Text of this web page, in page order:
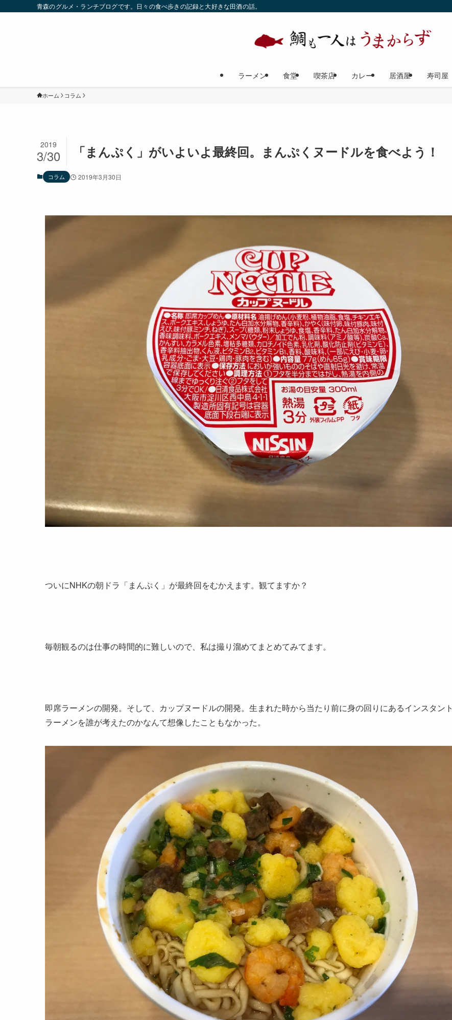
青森のグルメ・ランチブログです。日々の食べ歩きの記録と大好きな田酒の話。
ラーメン 食堂 喫茶店 カレー 居酒屋 寿司屋
ホーム コラム
「まんぷく」がいよいよ最終回。まんぷくヌードルを食べよう！
2019
3/30
コラム 2019年3月30日
ついにNHKの朝ドラ「まんぷく」が最終回をむかえます。観てますか？
毎朝観るのは仕事の時間的に難しいので、私は撮り溜めてまとめてみてます。
即席ラーメンの開発。そして、カップヌードルの開発。生まれた時から当たり前に身の回りにあるインスタント
ラーメンを誰が考えたのかなんて想像したこともなかった。